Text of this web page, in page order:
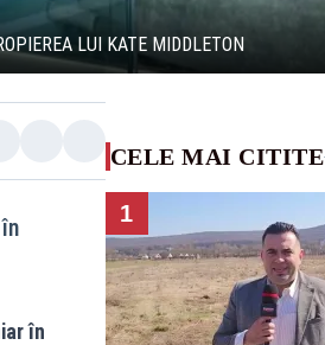
LUI KATE MIDDLETON
în
CELE MAI CITITE
1